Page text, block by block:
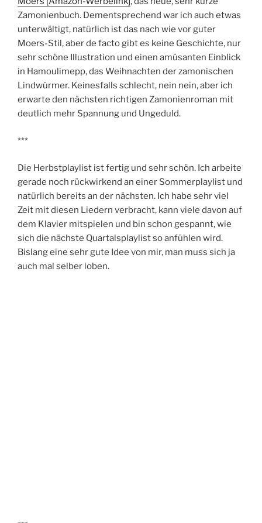
Zamonienbuch. Dementsprechend war ich auch etwas
unterwältigt, natürlich ist das nach wie vor guter
Moers-Stil, aber de facto gibt es keine Geschichte, nur
sehr schöne Illustration und einen amüsanten Einblick
in Hamoulimepp, das Weihnachten der zamonischen
Lindwürmer. Keinesfalls schlecht, nein nein, aber ich
erwarte den nächsten richtigen Zamonienroman mit
deutlich mehr Spannung und Ungeduld.
***
Die Herbstplaylist ist fertig und sehr schön. Ich arbeite
gerade noch rückwirkend an einer Sommerplaylist und
natürlich bereits an der nächsten. Ich habe sehr viel
Zeit mit diesen Liedern verbracht, kann viele davon auf
dem Klavier mitspielen und bin schon gespannt, wie
sich die nächste Quartalsplaylist so anfühlen wird.
Bislang eine sehr gute Idee von mir, man muss sich ja
auch mal selber loben.